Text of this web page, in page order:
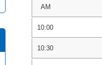
AM
10:00
10:30